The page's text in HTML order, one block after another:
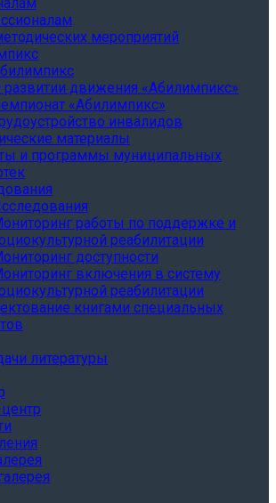
мероприятий
развитии движения «Абилимпикс»
«Абилимпикс»
инвалидов
материалы
и программы муниципальных
работы по поддержке и
реабилитации
доступности
включения в систему
реабилитации
книгами специальных
литературы